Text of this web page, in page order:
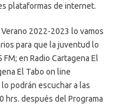
plataformas de internet.
2022-2023 lo vamos
para que la juventud lo
en Radio Cartagena El
El Tabo on line
podrán escuchar a las
hrs. después del Programa